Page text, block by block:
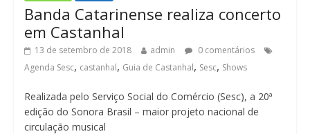
Banda Catarinense realiza concerto
em Castanhal
13 de setembro de 2018 admin
0 comentários
Agenda Sesc, castanhal, Guia de Castanhal, Sesc, Shows
Realizada pelo Serviço Social do Comércio (Sesc), a 20ª
edição do Sonora Brasil – maior projeto nacional de
circulação musical